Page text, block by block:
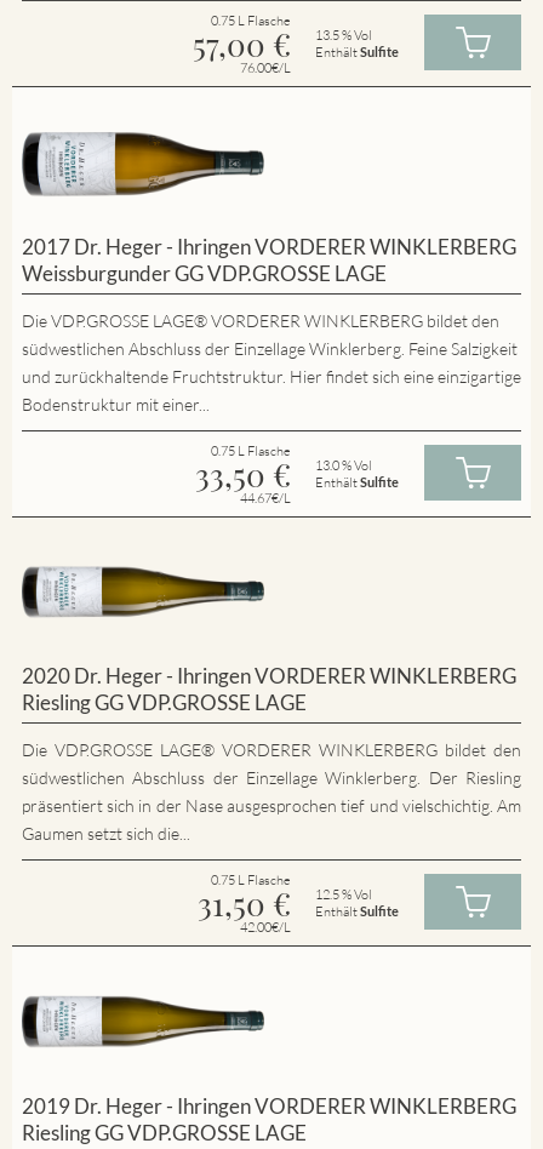
0.75 L Flasche
57,00 €
76.00€/L
13.5 % Vol
EnthältSulfite
2017 Dr. Heger - Ihringen VORDERER WINKLERBERG
Weissburgunder GG VDP.GROSSE LAGE
Die VDP.GROSSE LAGE® VORDERER WINKLERBERG bildet den
südwestlichen Abschluss der Einzellage Winklerberg. Feine Salzigkeit
und zurückhaltende Fruchtstruktur. Hier findet sich eine einzigartige
Bodenstruktur mit einer...
0.75 L Flasche
33,50 €
44.67€/L
13.0 % Vol
EnthältSulfite
2020 Dr. Heger - Ihringen VORDERER WINKLERBERG
Riesling GG VDP.GROSSE LAGE
Die VDP.GROSSE LAGE® VORDERER WINKLERBERG bildet den
südwestlichen Abschluss der Einzellage Winklerberg. Der Riesling
präsentiert sich in der Nase ausgesprochen tief und vielschichtig. Am
Gaumen setzt sich die...
0.75 L Flasche
31,50 €
42.00€/L
12.5 % Vol
EnthältSulfite
2019 Dr. Heger - Ihringen VORDERER WINKLERBERG
Riesling GG VDP.GROSSE LAGE